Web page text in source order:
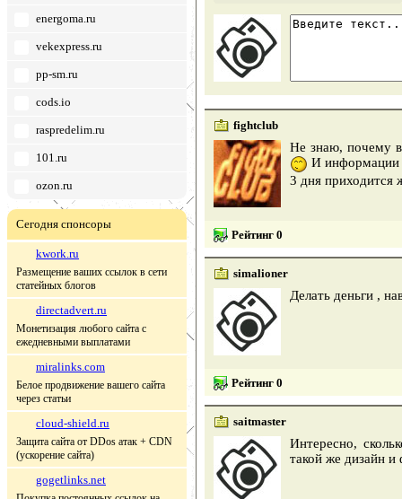
energoma.ru
vekexpress.ru
pp-sm.ru
cods.io
raspredelim.ru
101.ru
ozon.ru
Сегодня спонсоры
kwork.ru
Размещение ваших ссылок в сети
статейных блогов
directadvert.ru
Монетизация любого сайта с
ежедневными выплатами
miralinks.com
Белое продвижение вашего сайта
через статьи
cloud-shield.ru
Защита сайта от DDos атак + CDN
(ускорение сайта)
gogetlinks.net
fightclub
Не знаю, почему
И информации
3 дня приходится
Рейтинг 0
simalioner
Делать деньги ,
Рейтинг 0
saitmaster
Интересно,
такой же дизайн